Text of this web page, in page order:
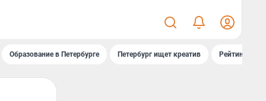
Образование в Петербурге Петербург ищет креатив Рейтинги